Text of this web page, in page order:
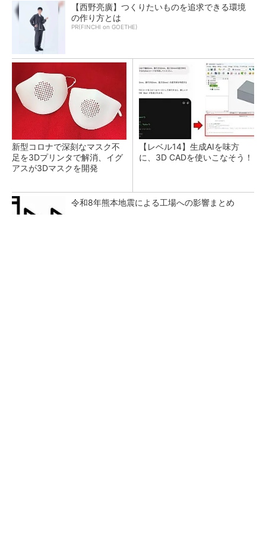
【西野亮廣】つくりたいものを追求できる環境
の作り方とは
PR(FINCHI on GOETHE)
新型コロナで深刻なマスク不
足を3Dプリンタで解消、イグ
アスが3Dマスクを開発
【レベル14】生成AIを味方
に、3D CADを使いこなそう！
令和8年熊本地震による工場への影響まとめ